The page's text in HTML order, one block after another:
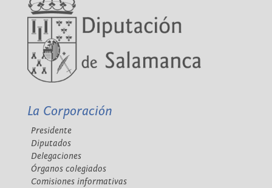
La Corporación
Presidente
Diputados
Delegaciones
Órganos colegiados
Comisiones informativas